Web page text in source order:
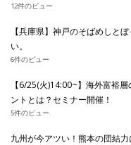
12件のビュー
【兵庫県】神戸のそばめしと
い。
6件のビュー
【6/25(火)14:00~】海外富裕
ントとは？セミナー開催！
5件のビュー
九州が今アツい！熊本の団結力